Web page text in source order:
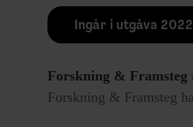
Modernt
Hej Johan
– Jag inspireras av
Ingår i utgåva
Forskning & Framsteg
Forskning & Framsteg